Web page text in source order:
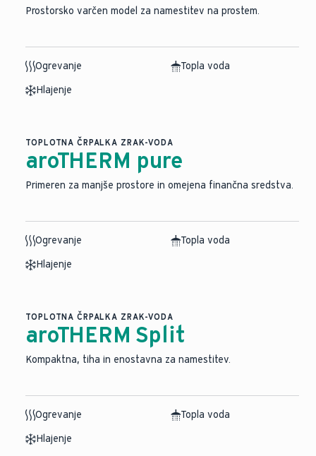
Prostorsko varčen model za namestitev na prostem.
Ogrevanje
Topla voda
Hlajenje
TOPLOTNA ČRPALKA ZRAK-VODA
aroTHERM pure
Primeren za manjše prostore in omejena finančna sredstva.
Ogrevanje
Topla voda
Hlajenje
TOPLOTNA ČRPALKA ZRAK-VODA
aroTHERM Split
⁠Kompaktna, tiha in enostavna za namestitev.
Ogrevanje
Topla voda
Hlajenje